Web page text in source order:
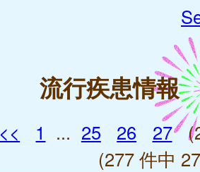
流行疾患情報
<< 1 ... 25 26 27
(277 件中